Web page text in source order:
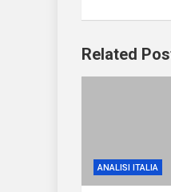
Related
ANALISI ITALIA